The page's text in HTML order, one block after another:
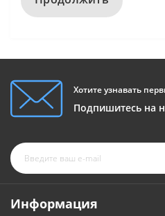
Хотите узнавать
Подпишитесь на
Информация